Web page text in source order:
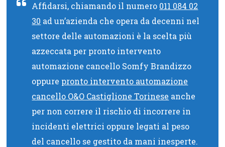
Affidarsi, chiamando il numero 011 084 02
30 ad un’azienda che opera da decenni nel
settore delle automazioni è la scelta più
azzeccata per pronto intervento
automazione cancello Somfy Brandizzo
oppure pronto intervento automazione
cancello O&O Castiglione Torinese anche
per non correre il rischio di incorrere in
incidenti elettrici oppure legati al peso
del cancello se gestito da mani inesperte.